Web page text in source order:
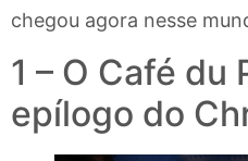
chegou agora nesse
1 – O Café du
epílogo do